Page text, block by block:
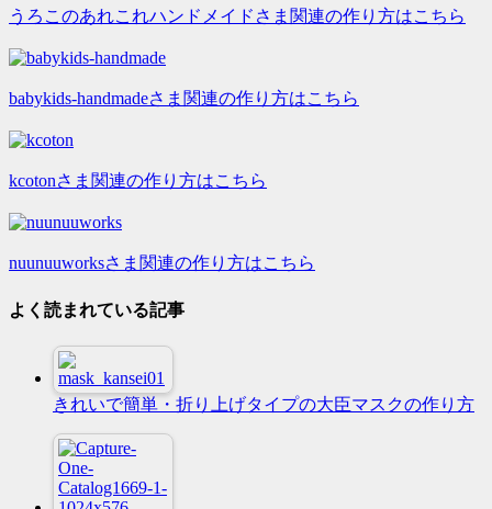
うろこのあれこれハンドメイドさま関連の作り方はこちら
babykids-handmadeさま関連の作り方はこちら
kcotonさま関連の作り方はこちら
nuunuuworksさま関連の作り方はこちら
よく読まれている記事
きれいで簡単・折り上げタイプの大臣マスクの作り方